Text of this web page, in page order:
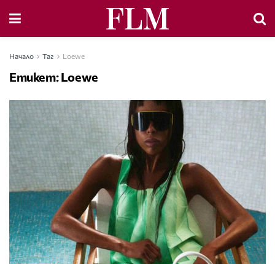
Начало Таг Loewe
Етикет:Loewe